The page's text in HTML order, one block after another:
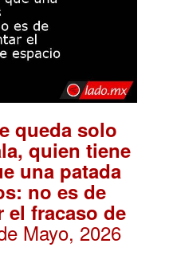
queda solo
quien tiene
una patada
no es de
el fracaso de
Mayo, 2026